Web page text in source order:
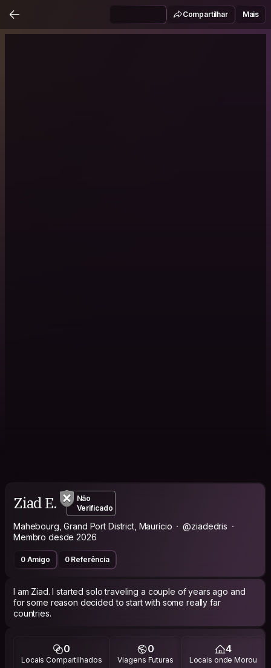
Compartilhar Mais
Ziad E.
Não
Verificado
Mahebourg, Grand Port District, Maurício
@ziadedris
Membro desde 2026
0 Amigo 0 Referência
I am Ziad. I started solo traveling a couple of years ago and
for some reason decided to start with some really far
countries.
0
Locais Compartilhados
0
Viagens Futuras
4
Locais onde Morou